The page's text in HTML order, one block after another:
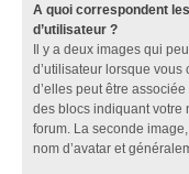
A quoi correspondent
d’utilisateur ?
Il y a deux images qui
d’utilisateur lorsque vous
d’elles peut être
des blocs indiquant votre
forum. La seconde
nom d’avatar et